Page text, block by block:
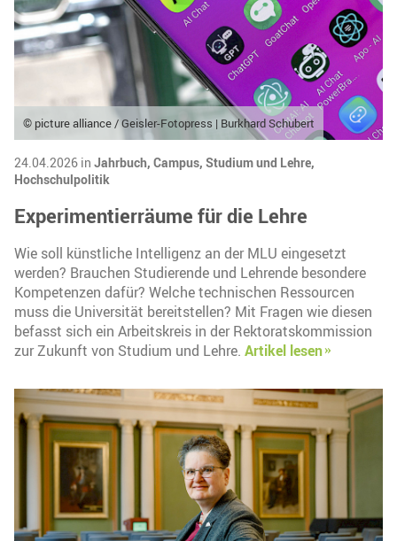
© picture alliance / Geisler-Fotopress | Burkhard Schubert
24.04.2026 in Jahrbuch, Campus, Studium und Lehre,
Hochschulpolitik
Experimentierräume für die Lehre
Wie soll künstliche Intelligenz an der MLU eingesetzt
werden? Brauchen Studierende und Lehrende besondere
Kompetenzen dafür? Welche technischen Ressourcen
muss die Universität bereitstellen? Mit Fragen wie diesen
befasst sich ein Arbeitskreis in der Rektoratskommission
zur Zukunft von Studium und Lehre. Artikel lesen